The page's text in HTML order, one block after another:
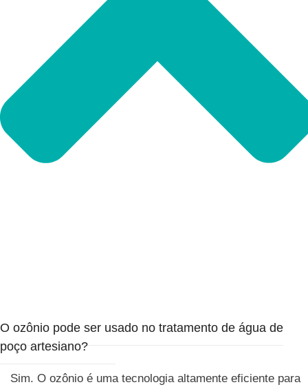
O ozônio pode ser usado no tratamento de água de
poço artesiano?
Sim. O ozônio é uma tecnologia altamente eficiente para